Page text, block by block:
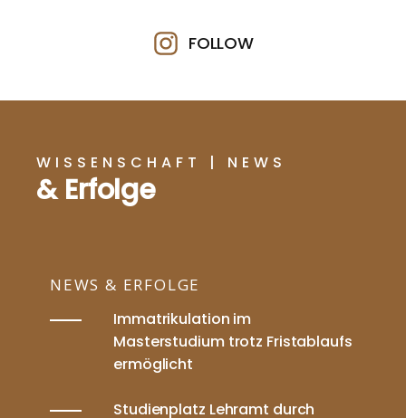
FOLLOW
WISSENSCHAFT | NEWS
& Erfolge
NEWS & ERFOLGE
Immatrikulation im
Masterstudium trotz Fristablaufs
ermöglicht
Studienplatz Lehramt durch